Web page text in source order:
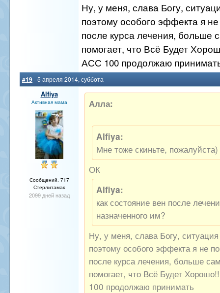
Ну, у меня, слава Богу,
поэтому особого эффекта я
после курса лечения, больше
помогает, что Всё Будет
АСС 100 продолжаю
#19- 5 апреля 2014, суббота
Alfiya
Активная мама
Сообщений: 717
Стерлитамак
2099 дней назад
Алла:
Alfiya:
Мне тоже скиньте, пожалуйста)
ОК
Alfiya:
как состояние вен после
назначенного им?
Ну, у меня, слава Богу,
поэтому особого эффекта я не
после курса лечения, больше
помогает, что Всё Будет
100 продолжаю принимать